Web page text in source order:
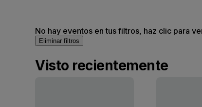
No hay eventos en tus filtros, haz clic para
Eliminar filtros
Visto recientemente